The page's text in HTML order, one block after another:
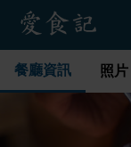
餐廳資訊 照片